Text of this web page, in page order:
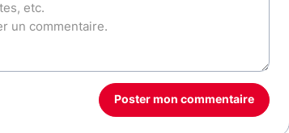
Poster mon commentaire